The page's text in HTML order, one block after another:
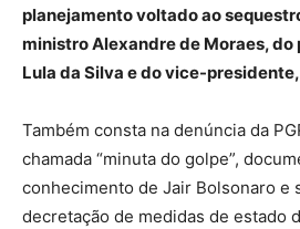
planejamento voltado ao
ministro Alexandre de Moraes,
Lula da Silva e do vice-
Também consta na denúncia da
chamada “minuta do golpe”,
conhecimento de Jair Bolsonaro e
decretação de medidas de estado